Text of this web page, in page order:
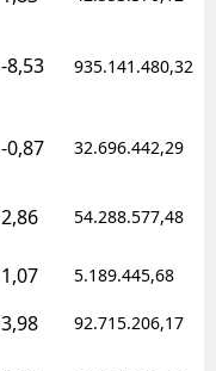
-8,53 935.141.480,32
-0,87 32.696.442,29
2,86 54.288.577,48
1,07 5.189.445,68
3,98 92.715.206,17